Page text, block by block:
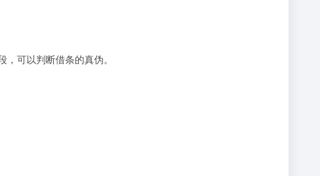
可以判断借条的真伪。